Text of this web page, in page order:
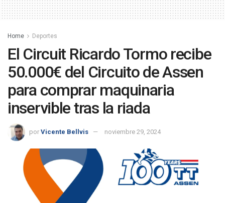
Home Deportes
El Circuit Ricardo Tormo recibe
50.000€ del Circuito de Assen
para comprar maquinaria
inservible tras la riada
por Vicente Bellvis noviembre 29, 2024